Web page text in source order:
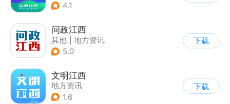
4.1
问政江西
其他
地方资讯
5.0
下载
文明江西
地方资讯
1.6
下载